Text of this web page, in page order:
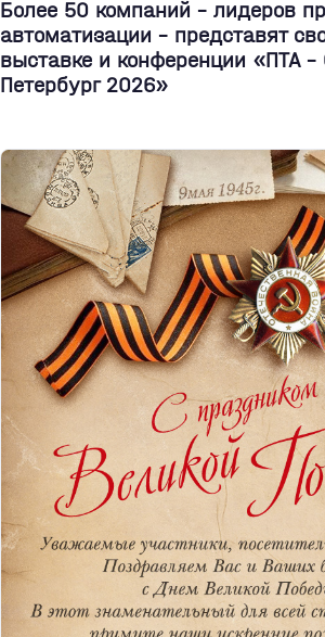
Более 50 компаний - лидеров
автоматизации - представят
выставке и конференции «ПТА –
Петербург 2026»